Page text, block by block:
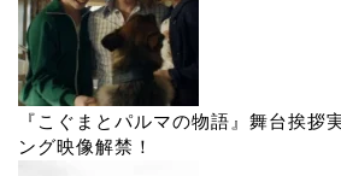
『こぐまとパルマの物語』舞台挨拶
ング映像解禁！